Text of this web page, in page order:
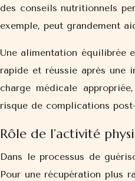
des conseils nutritionnels
exemple, peut grandement
Une alimentation équilibrée
rapide et réussie après une
charge médicale
risque de complications
Rôle de l’activité
Dans le processus de
Pour une récupération plus